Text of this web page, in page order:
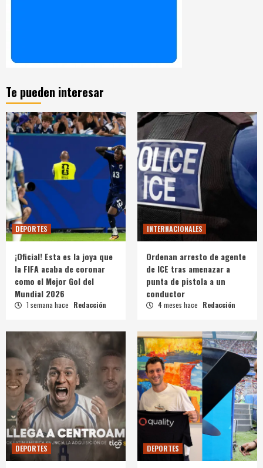
Te pueden interesar
DEPORTES
¡Oficial! Esta es la joya que
la FIFA acaba de coronar
como el Mejor Gol del
Mundial 2026
1 semana hace Redacción
INTERNACIONALES
Ordenan arresto de agente
de ICE tras amenazar a
punta de pistola a un
conductor
4 meses hace Redacción
DEPORTES DEPORTES